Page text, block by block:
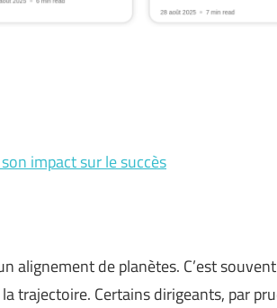
impact sur le succès
alignement de planètes. C’est souvent
trajectoire. Certains dirigeants, par